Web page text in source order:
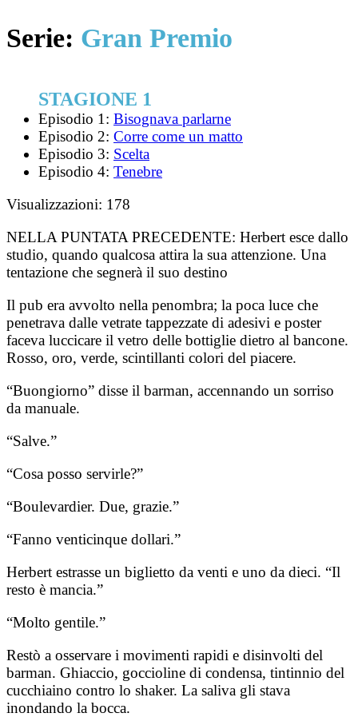
Serie: Gran Premio
STAGIONE 1
Episodio 1: Bisognava parlarne
Episodio 2: Corre come un matto
Episodio 3: Scelta
Episodio 4: Tenebre
Visualizzazioni: 178
NELLA PUNTATA PRECEDENTE: Herbert esce dallo
studio, quando qualcosa attira la sua attenzione. Una
tentazione che segnerà il suo destino
Il pub era avvolto nella penombra; la poca luce che
penetrava dalle vetrate tappezzate di adesivi e poster
faceva luccicare il vetro delle bottiglie dietro al bancone.
Rosso, oro, verde, scintillanti colori del piacere.
“Buongiorno” disse il barman, accennando un sorriso
da manuale.
“Salve.”
“Cosa posso servirle?”
“Boulevardier. Due, grazie.”
“Fanno venticinque dollari.”
Herbert estrasse un biglietto da venti e uno da dieci. “Il
resto è mancia.”
“Molto gentile.”
Restò a osservare i movimenti rapidi e disinvolti del
barman. Ghiaccio, goccioline di condensa, tintinnio del
cucchiaino contro lo shaker. La saliva gli stava
inondando la bocca.